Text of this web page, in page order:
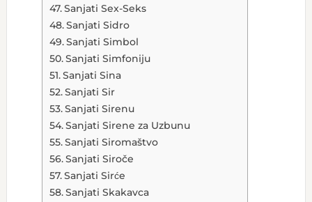
Sanjati Sex-Seks
Sanjati Sidro
Sanjati Simbol
Sanjati Simfoniju
Sanjati Sina
Sanjati Sir
Sanjati Sirenu
Sanjati Sirene za Uzbunu
Sanjati Siromaštvo
Sanjati Siroče
Sanjati Sirće
Sanjati Skakavca